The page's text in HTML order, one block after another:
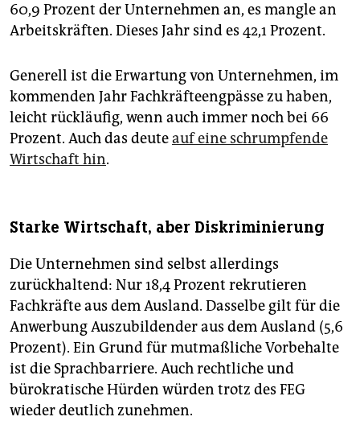
60,9 Prozent der Unternehmen an, es mangle an
Arbeitskräften. Dieses Jahr sind es 42,1 Prozent.
Generell ist die Erwartung von Unternehmen, im
kommenden Jahr Fachkräfteengpässe zu haben,
leicht rückläufig, wenn auch immer noch bei 66
Prozent. Auch das deuteauf eine schrumpfende
Wirtschaft hin.
Starke Wirtschaft, aber Diskriminierung
Die Unternehmen sind selbst allerdings
zurückhaltend: Nur 18,4 Prozent rekrutieren
Fachkräfte aus dem Ausland. Dasselbe gilt für die
Anwerbung Auszubildender aus dem Ausland (5,6
Prozent). Ein Grund für mutmaßliche Vorbehalte
ist die Sprachbarriere. Auch rechtliche und
bürokratische Hürden würden trotz des FEG
wieder deutlich zunehmen.